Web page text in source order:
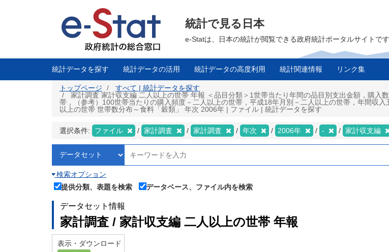
に
統計で見る日本
e-Statは、日本の統計が閲覧できる政府統計ポータルサイトです
統計データを探す 統計データの活用 統計データの高度利用 統計関連情報 リンク集
トップページ
すべて | 統計データを探す
家計調査 家計収支編 二人以上の世帯 年報 ＜品目分類＞1世帯当たり年間の品目別支出金額，購
帯，（参考）100世帯当たりの購入頻度－二人以上の世帯，平成18年月別－二人以上の世帯，年間収
以上の世帯 世帯数分布～食料「穀類」 年次 2006年 | ファイル | 統計データを探す
選択条件: ファイル 家計調査 家計調査 年次 2006年 - 家計収支編
検索オプション
提供分類、表題を検索
データベース、ファイル内を検索
データセット情報
家計調査 / 家計収支編 二人以上の世帯 年報
表示・ダウンロード